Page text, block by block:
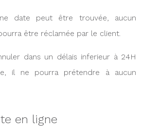
date peut être trouvée, aucun
être réclamée par le client.
dans un délais inferieur à 24H
il ne pourra prétendre à aucun
en ligne